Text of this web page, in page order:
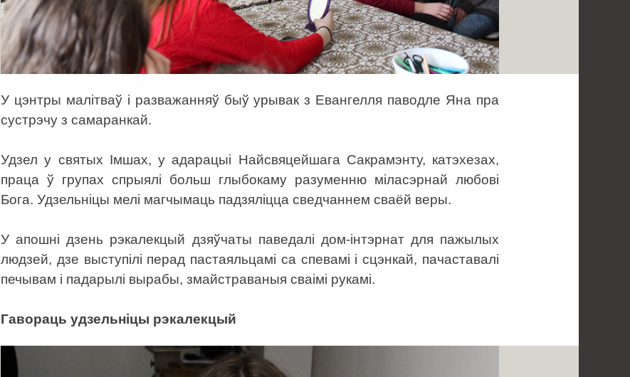
У цэнтры малітваў і разважанняў быў урывак з Евангелля паводле Яна пра
сустрэчу з самаранкай.
Удзел у святых Імшах, у адарацыі Найсвяцейшага Сакрамэнту, катэхезах,
праца ў групах спрыялі больш глыбокаму разуменню міласэрнай любові
Бога. Удзельніцы мелі магчымаць падзяліцца сведчаннем сваёй веры.
У апошні дзень рэкалекцый дзяўчаты паведалі дом-інтэрнат для пажылых
людзей, дзе выступілі перад пастаяльцамі са спевамі і сцэнкай, пачаставалі
печывам і падарылі вырабы, змайстраваныя сваімі рукамі.
Гавораць удзельніцы рэкалекцый